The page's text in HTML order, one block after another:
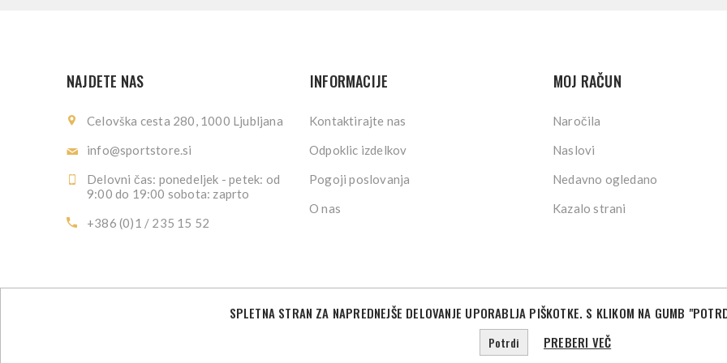
NAJDETE NAS
Celovška cesta 280, 1000 Ljubljana
info@sportstore.si
Delovni čas: ponedeljek - petek: od
9:00 do 19:00 sobota: zaprto
+386 (0)1 / 235 15 52
INFORMACIJE
Kontaktirajte nas
Odpoklic izdelkov
Pogoji poslovanja
O nas
MOJ RAČUN
Naročila
Naslovi
Nedavno ogledano
Kazalo strani
©2026 Sport Store. Vse pravice pridržane.
nopCommerce Designed byNop-Templates.com
SPLETNA STRAN ZA NAPREDNEJŠE DELOVANJE UPORABLJA PIŠKOTKE. S KLIKOM NA GUMB
Potrdi PREBERI VEČ